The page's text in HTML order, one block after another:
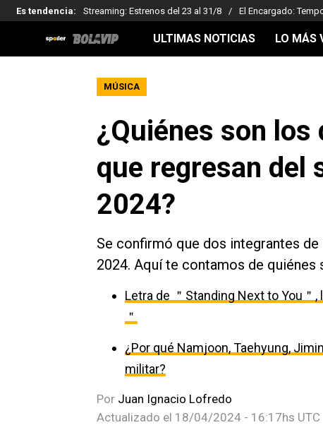
Es tendencia: Streaming: Estrenos del 23 al 31/8 El Encargado:
ULTIMAS NOTICIAS LO MÁS
MÚSICA
¿Quiénes son los
que regresan del
2024?
Se confirmó que dos integrantes
2024. Aquí te contamos de quiénes
Letra de ＂Standing Next to You＂
＂
¿Por qué Namjoon, Taehyung,
militar?
Por Juan Ignacio Lofredo
Actualizado el 18/04/2024 - 16:17hs UTC